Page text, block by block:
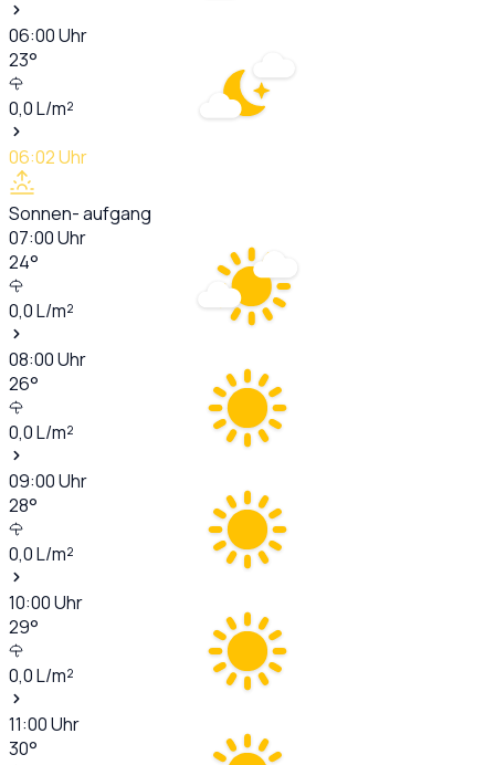
06:00Uhr
23°
0,0L/m²
06:02Uhr
Sonnen- aufgang
07:00Uhr
24°
0,0L/m²
08:00Uhr
26°
0,0L/m²
09:00Uhr
28°
0,0L/m²
10:00Uhr
29°
0,0L/m²
11:00Uhr
30°